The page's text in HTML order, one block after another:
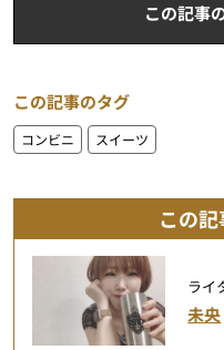
この記事
この記事のタグ
コンビニ スイーツ
この
ライ
未央